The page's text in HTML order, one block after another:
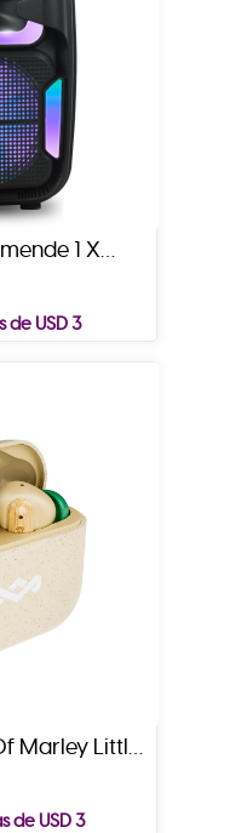
1 X
de USD 3
Marley Little
de USD 3